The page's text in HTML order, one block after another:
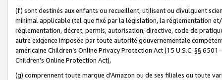
(f) sont destinés aux enfants ou recueillent, utilisent ou divulguent
minimal applicable (tel que fixé par la législation, la réglementation
réglementation, décret, permis, autorisation, directive, code de
autre exigence imposée par toute autorité gouvernementale
américaine Children’s Online Privacy Protection Act (15 U.S.C. §§
Children’s Online Protection Act),
(g) comprennent toute marque d'Amazon ou de ses filiales ou toute